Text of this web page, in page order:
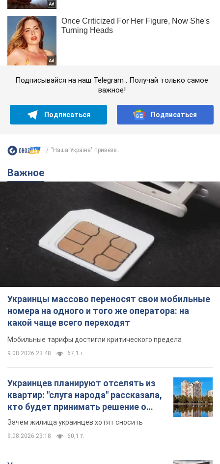
Подписывайся на наш Telegram . Получай только самое
важное!
Подписаться Подписаться
"Наша Україна" привезе...
Важное
Украинцы массово переносят свои мобильные
номера на одного и того же оператора: на
какой чаще всего переходят
Мобильные тарифы достигли критического предела
9.08.2026 23:48 67,1 т.
Украинцев планируют отселять из
квартир: "слуга народа" рассказала,
кто будет принимать решение о
сносе домов
Зачем жилища украинцев хотят сносить
9.08.2026 23:18 60,1 т.